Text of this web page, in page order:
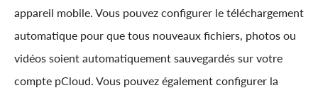
appareil mobile. Vous pouvez configurer le téléchargement
automatique pour que tous nouveaux fichiers, photos ou
vidéos soient automatiquement sauvegardés sur votre
compte pCloud. Vous pouvez également configurer la